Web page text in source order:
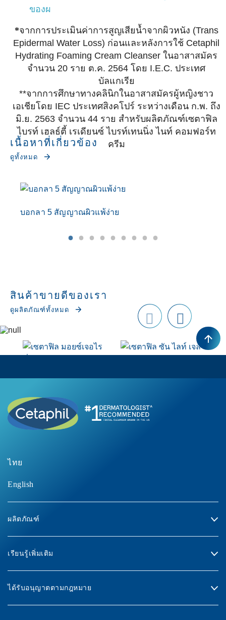
ของผ
*จากการประเมินค่าการสูญเสียน้ำจากผิวหนัง (Trans
Epidermal Water Loss) ก่อนและหลังการใช้ Cetaphil
Hydrating Foaming Cream Cleanser ในอาสาสมัคร
จำนวน 20 ราย ต.ค. 2564 โดย I.E.C. ประเทศ
บัลแกเรีย
**จากการศึกษาทางคลินิกในอาสาสมัครผู้หญิงชาว
เอเชียโดย IEC ประเทศสิงคโปร์ ระหว่างเดือน ก.พ. ถึง
มิ.ย. 2563 จำนวน 44 ราย สำหรับผลิตภัณฑ์เซตาฟิล
ไบรท์ เฮลธ์ตี้ เรเดียนซ์ ไบรท์เทนนิ่ง ไนท์ คอมฟอร์ท
ครีม
เนื้อหาที่เกี่ยวข้อง
ดูทั้งหมด
บอกลา 5 สัญญาณผิวแพ้ง่าย
สินค้าขายดีของเรา
ดูผลิตภัณฑ์ทั้งหมด
Prev
next
ไทย
English
ผลิตภัณฑ์
เรียนรู้เพิ่มเติม
ได้รับอนุญาตตามกฎหมาย